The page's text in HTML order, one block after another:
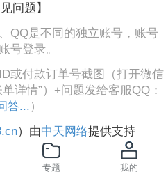
见问题】
QQ是不同的独立账号，账号
号登录。
或付款订单号截图（打开微信
详情”）+问题发给客服QQ：
答... ）
）由中天网络提供支持
专题 我的